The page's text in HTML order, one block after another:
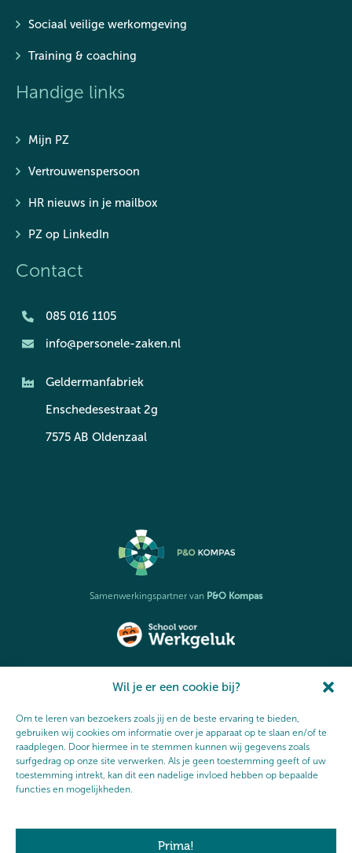
Wil je er een cookie bij?
Om te leren van bezoekers zoals jij en de beste ervaring te bieden,
gebruiken wij cookies om informatie over je apparaat op te slaan en/of te
raadplegen. Door hiermee in te stemmen kunnen wij gegevens zoals
surfgedrag op onze site verwerken. Als je geen toestemming geeft of uw
toestemming intrekt, kan dit een nadelige invloed hebben op bepaalde
functies en mogelijkheden.
Prima!
Sociaal veilige werkomgeving
Training & coaching
Handige links
Mijn PZ
Vertrouwenspersoon
HR nieuws in je mailbox
PZ op LinkedIn
Contact
085 016 1105
info@personele-zaken.nl
Geldermanfabriek
Enschedesestraat 2g
7575 AB Oldenzaal
Samenwerkingspartner van P&O Kompas
Deelnemer van hetOldenzaalse Boeskool Fonds